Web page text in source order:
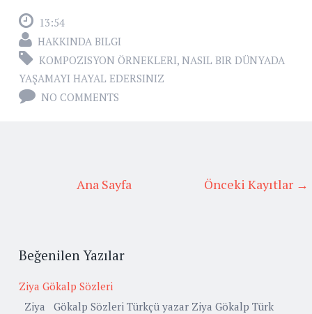
13:54
HAKKINDA BILGI
KOMPOZISYON ÖRNEKLERI, NASIL BIR DÜNYADA
YAŞAMAYI HAYAL EDERSINIZ
NO COMMENTS
Önceki Kayıtlar →
Ana Sayfa
Beğenilen Yazılar
Ziya Gökalp Sözleri
Ziya Gökalp Sözleri Türkçü yazar Ziya Gökalp Türk